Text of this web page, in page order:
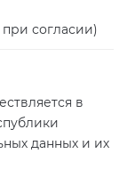
согласии)
в
данных и их